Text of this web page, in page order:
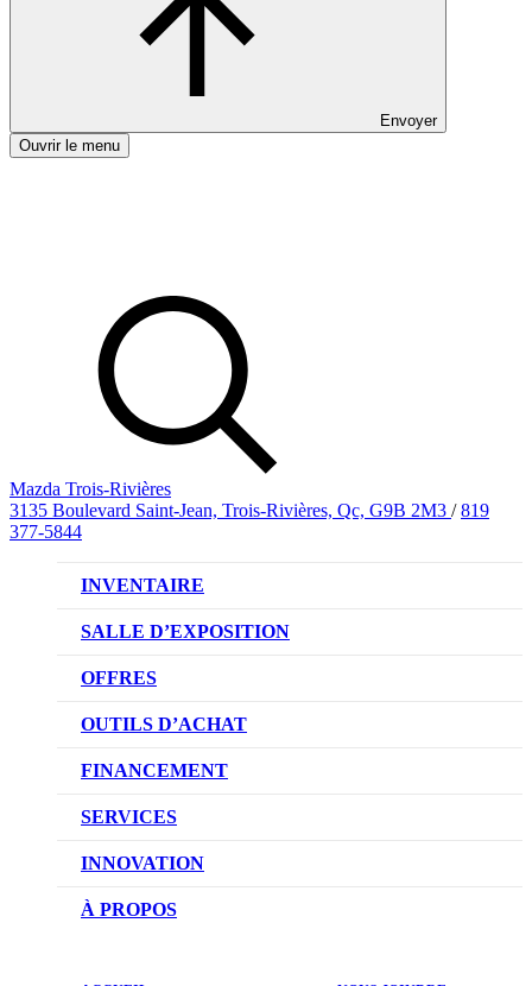
Envoyer
Ouvrir le menu
Mazda Trois-Rivières
3135 Boulevard Saint-Jean, Trois-Rivières, Qc, G9B 2M3 / 819
377-5844
INVENTAIRE
VÉHICULES NEUFS
VÉHICULES D’OCCASION
SALLE D’EXPOSITION
OFFRES
OFFRES DU CONCESSIONNAIRE
OUTILS D’ACHAT
CONFIGUREZ VOTRE VÉHICULE
RÉSERVEZ UN ESSAI ROUTIER
DEMANDEZ UN PRIX
FINANCEMENT
NOTRE DIFFÉRENCE
DEMANDE DE CRÉDIT AUTO
SERVICES
NOTRE PROMESSE
PRENDRE UN RENDEZ-VOUS
INNOVATION
TECHNOLOGIE SKYACTIV
À PROPOS